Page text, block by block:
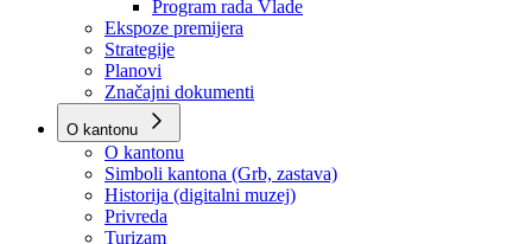
Vlada
Poslovnik
Program rada Vlade
Ekspoze premijera
Strategije
Planovi
Značajni dokumenti
O kantonu
O kantonu
Simboli kantona (Grb, zastava)